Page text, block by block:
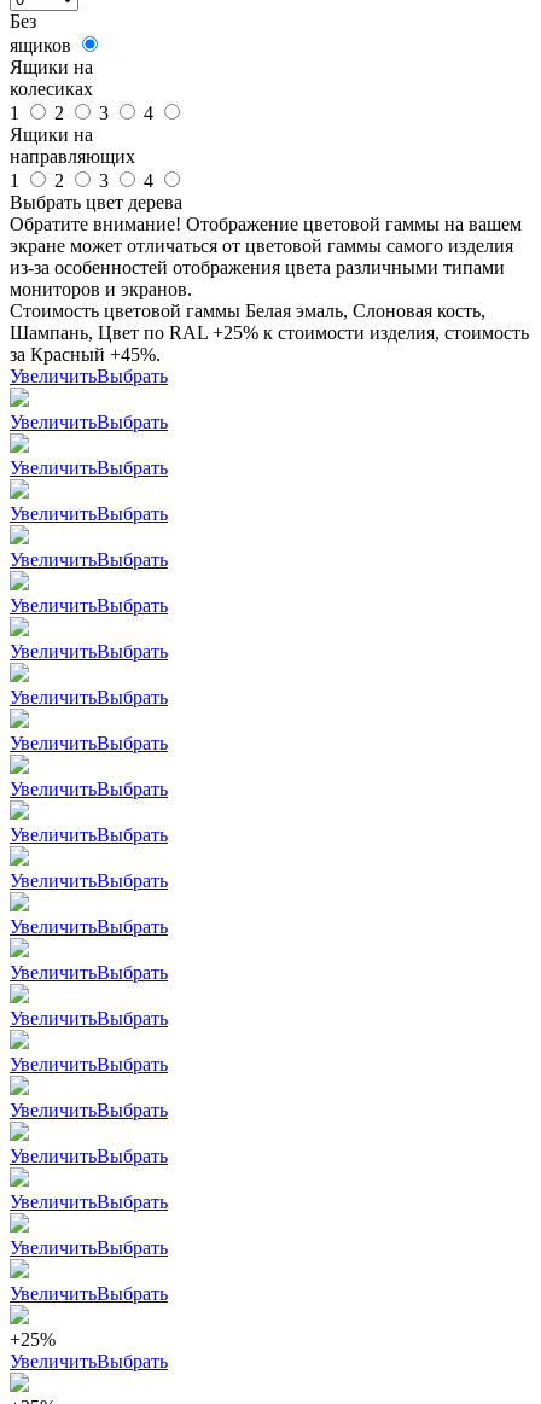
Без
ящиков
Ящики на
колесиках
1
2 3
4
Ящики на
направляющих
1
2 3
4
Выбрать цвет дерева
Обратите внимание! Отображение цветовой гаммы на вашем
экране может отличаться от цветовой гаммы самого изделия
из-за особенностей отображения цвета различными типами
мониторов и экранов.
Стоимость цветовой гаммы Белая эмаль, Слоновая кость,
Шампань, Цвет по RAL +25% к стоимости изделия, стоимость
за Красный +45%.
УвеличитьВыбрать
УвеличитьВыбрать
УвеличитьВыбрать
УвеличитьВыбрать
УвеличитьВыбрать
УвеличитьВыбрать
УвеличитьВыбрать
УвеличитьВыбрать
УвеличитьВыбрать
УвеличитьВыбрать
УвеличитьВыбрать
УвеличитьВыбрать
УвеличитьВыбрать
УвеличитьВыбрать
УвеличитьВыбрать
УвеличитьВыбрать
УвеличитьВыбрать
УвеличитьВыбрать
УвеличитьВыбрать
УвеличитьВыбрать
УвеличитьВыбрать
+25%
УвеличитьВыбрать